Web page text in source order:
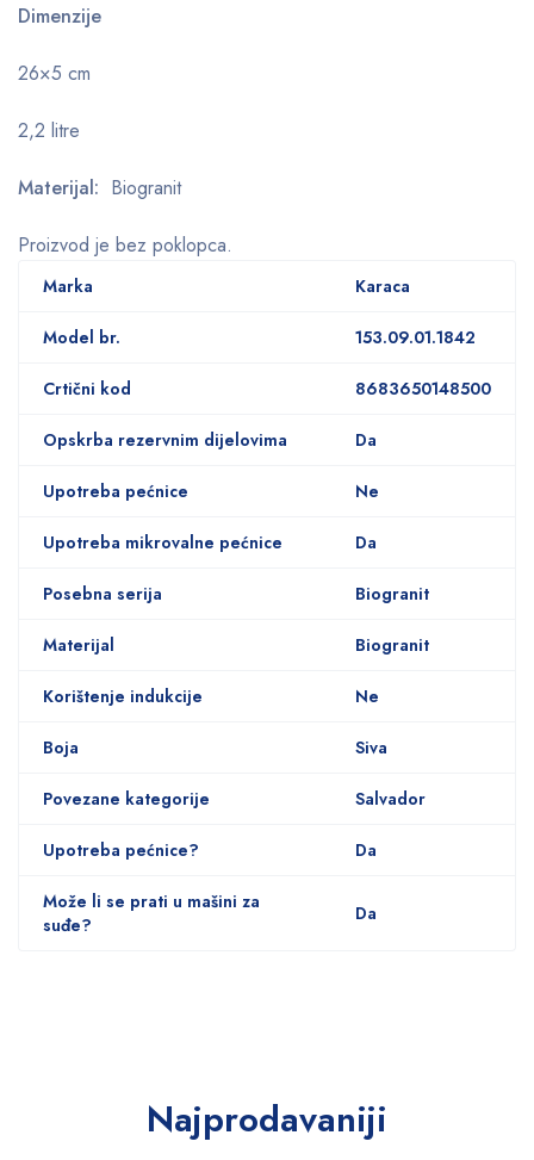
Dimenzije
26×5 cm
2,2 litre
Materijal: Biogranit
Proizvod je bez poklopca.
Marka Karaca
Model br. 153.09.01.1842
Crtični kod 8683650148500
Opskrba rezervnim dijelovima Da
Upotreba pećnice Ne
Upotreba mikrovalne pećnice Da
Posebna serija Biogranit
Materijal Biogranit
Korištenje indukcije Ne
Boja Siva
Povezane kategorije Salvador
Upotreba pećnice? Da
Može li se prati u mašini za
suđe?
Da
Najprodavaniji